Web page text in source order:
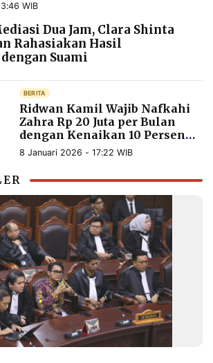
TERM
OF
SERVICE
WIB
Dua Jam, Clara Shinta
Rahasiakan Hasil
Suami
BERITA
Ridwan Kamil Wajib Nafkahi
Zahra Rp 20 Juta per Bulan
dengan Kenaikan 10 Persen
per Tahun
8 Januari 2026 - 17:22 WIB